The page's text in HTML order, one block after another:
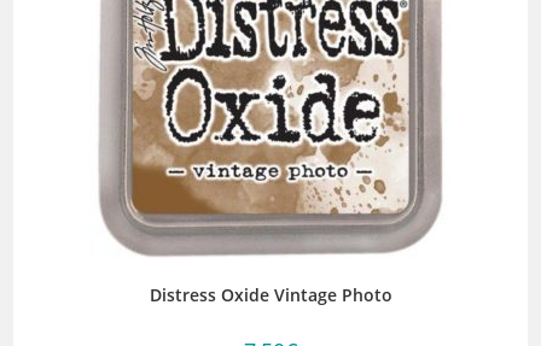
Distress Oxide Vintage Photo